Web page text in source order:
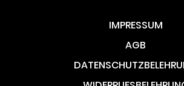
IMPRESSUM
AGB